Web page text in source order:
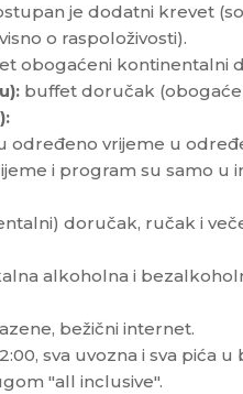
je dodatni krevet
o raspoloživosti).
obogaćeni kontinentalni
buffet doručak
određeno vrijeme u
i program su samo u
doručak, ručak i
alkoholna i
bežični internet.
sva uvozna i sva pića
"all inclusive".